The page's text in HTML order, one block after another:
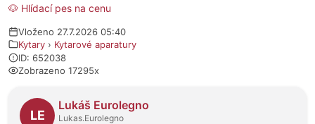
🐶 Hlídací pes na cenu
Vloženo 27.7.2026 05:40
Kytary › Kytarové aparatury
ID: 652038
Zobrazeno 17295x
O prodejci
LE
Lukáš Eurolegno
Lukas.Eurolegno